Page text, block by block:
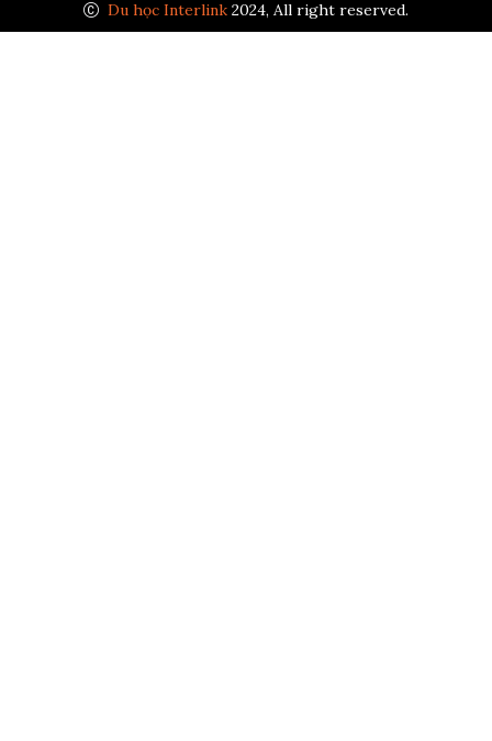
Du học Interlink 2024, All right reserved.